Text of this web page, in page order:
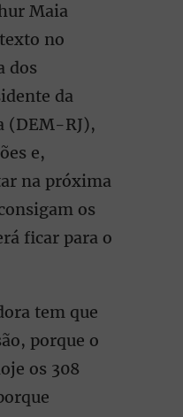
Maia
no
dos
da
(DEM-RJ),
e,
na próxima
os
ficar para o
tem que
porque o
os 308